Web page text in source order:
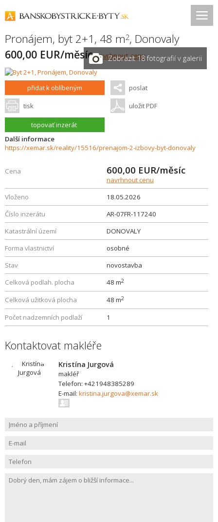
Pronájem, byt 2+1, 48 m2, Donovaly
600,00 EUR/měsícnavrhnout cenu
Zobrazit 18 fotografií v galerii
přidat k oblíbeným poslat
tisk uložit PDF
topovať inzerát
Další informace
https://xemar.sk/reality/15516/prenajom-2-izbovy-byt-donovaly
Cena 600,00 EUR/měsíc
navrhnout cenu
Vloženo
18.05.2026
Číslo inzerátu
AR-07FR-117240
Katastrální území
DONOVALY
Forma vlastnictví
osobné
Stav
novostavba
Celková podlah. plocha
48 m2
Celková užitková plocha 48 m2
Počet nadzemních podlaží 1
Kontaktovat makléře
Kristína Jurgová
makléř
Telefon: +421948385289
E-mail: kristina.jurgova@xemar.sk